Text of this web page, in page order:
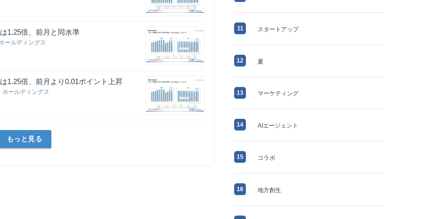
1.25倍、前月と同水準
ールディングス
1.25倍、前月より0.01ポイント上昇
ホールディングス
もっと見る
11 スタートアップ
12 夏
13 マーケティング
14 AIエージェント
15 コラボ
16 地方創生